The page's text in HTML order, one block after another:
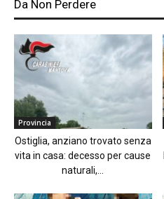
Da Non Perdere
Provincia
Ostiglia, anziano trovato senza
vita in casa: decesso per cause
naturali,...